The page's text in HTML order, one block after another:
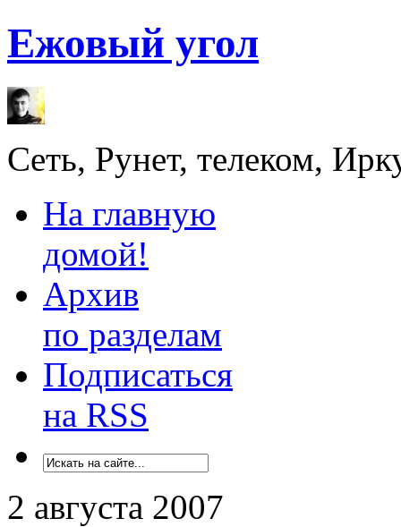
Ежовый угол
Сеть, Рунет, телеком,
На главную
домой!
Архив
по разделам
Подписаться
на RSS
2 августа 2007